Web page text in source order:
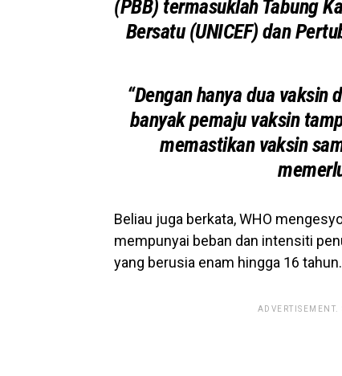
(PBB) termasuklah Tabung
Bersatu (UNICEF) dan
“Dengan hanya dua
banyak pemaju vaksin
memastikan vaksin
Beliau juga berkata, WHO
mempunyai beban dan intensiti
yang berusia enam hingga 16 tahun.